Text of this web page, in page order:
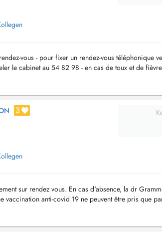
vous - pour fixer un rendez-vous téléphonique
le cabinet au 54 82 98 - en cas de toux et de
3
sur rendez vous. En cas d'absence, la dr
vaccination anti-covid 19 ne peuvent être pris que
Pour toute...